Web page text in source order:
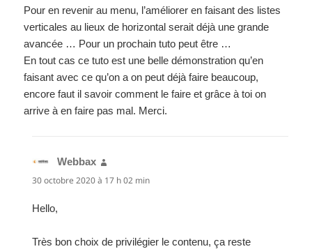
Pour en revenir au menu, l’améliorer en faisant des listes
verticales au lieux de horizontal serait déjà une grande
avancée … Pour un prochain tuto peut être …
En tout cas ce tuto est une belle démonstration qu’en
faisant avec ce qu’on a on peut déjà faire beaucoup,
encore faut il savoir comment le faire et grâce à toi on
arrive à en faire pas mal. Merci.
Webbax
30 octobre 2020 à 17 h 02 min
Hello,
Très bon choix de privilégier le contenu, ça reste